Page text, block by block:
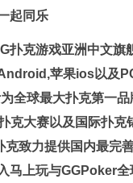
起同乐
扑克游戏亚洲中文旗
苹果ios以及
全球最大扑克第一品
克大赛以及国际扑克
克致力提供国内最完
马上玩与GGPoker全